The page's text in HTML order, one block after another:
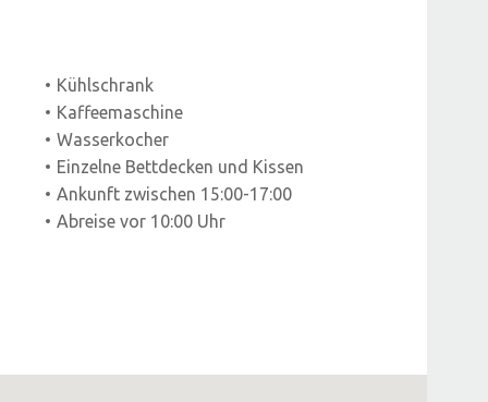
Kühlschrank
Kaffeemaschine
Wasserkocher
Einzelne Bettdecken und Kissen
Ankunft zwischen 15:00-17:00
Abreise vor 10:00 Uhr